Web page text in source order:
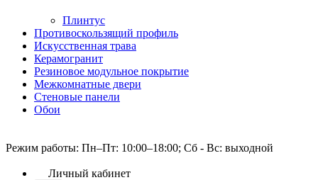
Плинтус
Противоскользящий профиль
Искусственная трава
Керамогранит
Резиновое модульное покрытие
Межкомнатные двери
Стеновые панели
Обои
Режим работы: Пн–Пт: 10:00–18:00; Сб - Вс: выходной
Личный кабинет